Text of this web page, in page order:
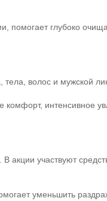
помогает глубоко
волос и мужской
комфорт, интенсивное
участвуют
уменьшить